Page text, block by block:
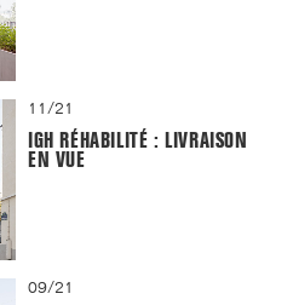
11/21
IGH RÉHABILITÉ : LIVRAISON
EN VUE
09/21